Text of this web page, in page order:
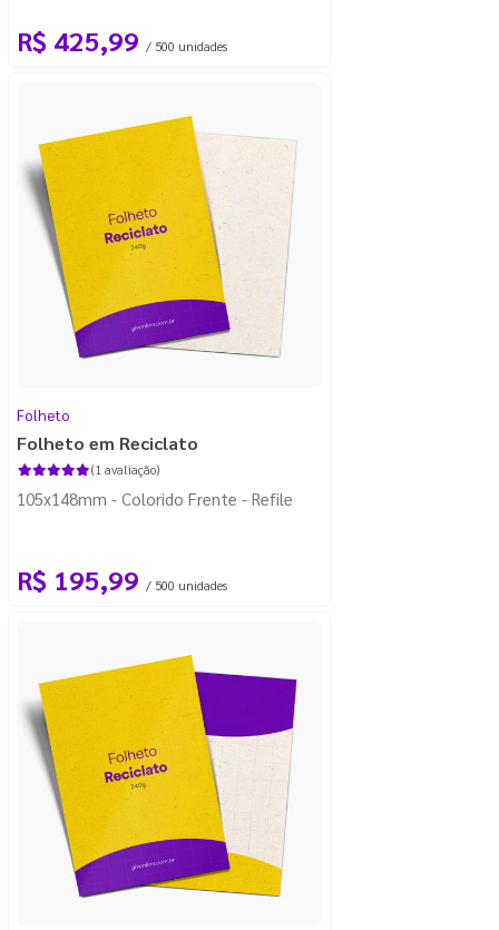
R$ 425,99 / 500 unidades
Folheto
Folheto em Reciclato
(1 avaliação)
105x148mm - Colorido Frente - Refile
R$ 195,99 / 500 unidades